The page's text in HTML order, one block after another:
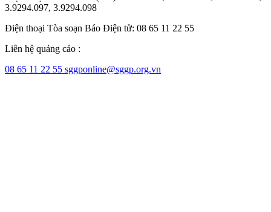
3.9294.097, 3.9294.098
Điện thoại Tòa soạn Báo Điện tử: 08 65 11 22 55
Liên hệ quảng cáo :
08 65 11 22 55 sggponline@sggp.org.vn